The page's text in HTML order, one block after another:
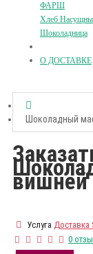
ФАРШ
Хлеб
Шоколадница
О ДОСТАВКЕ
Шоколадный
вишней
Услуга Доставка
0